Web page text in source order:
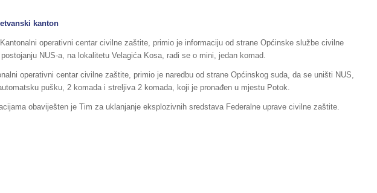
kanton
Kantonalni operativni centar civilne zaštite, primio je informaciju od strane Općinske službe civilne
NUS-a, na lokalitetu Velagića Kosa, radi se o mini, jedan komad.
operativni centar civilne zaštite, primio je naredbu od strane Općinskog suda, da se uništi NUS,
pušku, 2 komada i streljiva 2 komada, koji je pronađen u mjestu Potok.
obaviješten je Tim za uklanjanje eksplozivnih sredstava Federalne uprave civilne zaštite.